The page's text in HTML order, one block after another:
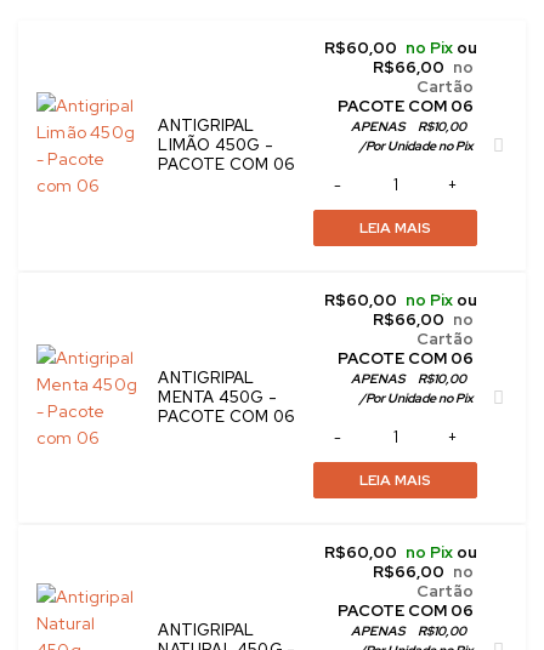
ANTIGRIPAL
LIMÃO 450G -
PACOTE COM 06
R$60,00 no Pix ou
R$66,00 no
Cartão
PACOTE COM 06
APENAS R$10,00
/Por Unidade no Pix
LEIA MAIS
ANTIGRIPAL
MENTA 450G -
PACOTE COM 06
R$60,00 no Pix ou
R$66,00 no
Cartão
PACOTE COM 06
APENAS R$10,00
/Por Unidade no Pix
LEIA MAIS
ANTIGRIPAL
R$60,00 no Pix ou
R$66,00 no
Cartão
PACOTE COM 06
APENAS R$10,00